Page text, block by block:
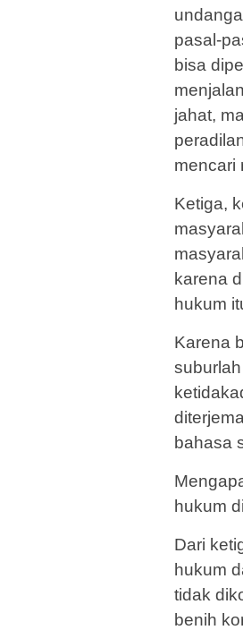
pasal-
bisa
jahat,
mencari
Ketiga,
karena
hukum
Karena
bahasa
hukum
Dari
hukum
tidak
benih